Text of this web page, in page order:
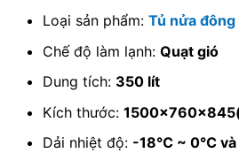
Loại sản phẩm:Tủ nửa
Chế độ làm lạnh:Quạt gió
Dung tích: 350 lít
Kích thước:
Dải nhiệt độ: -18℃ ~ 0℃